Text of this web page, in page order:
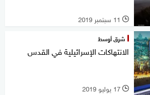
l 11 سبتمبر 2019
شرق أوسط
الانتهاكات الإسرائيلية في القدس
l 17 يوليو 2019